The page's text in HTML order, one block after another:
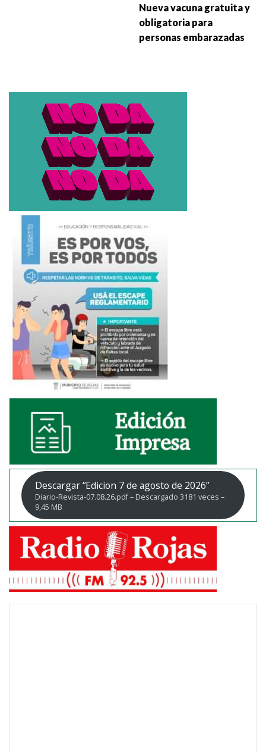
Nueva vacuna gratuita y
obligatoria para
personas embarazadas
Descargar “Edicion 7 de agosto de 2026”
Diario-Revista-07.08.26.pdf – Descargado 3181 veces –
9,45 MB